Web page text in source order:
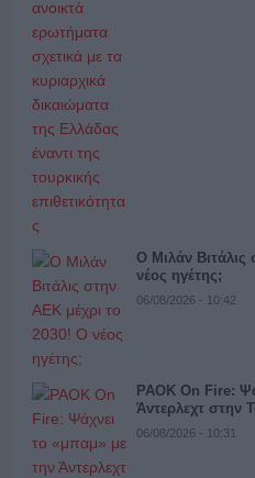
Ο Μιλάν
νέος ηγέτης;
06/08/2026 - 10:42
PAOK On Fire:
Άντερλεχτ στην
06/08/2026 - 10:31